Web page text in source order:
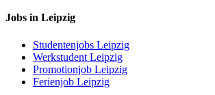
Jobs in Leipzig
Studentenjobs Leipzig
Werkstudent Leipzig
Promotionjob Leipzig
Ferienjob Leipzig